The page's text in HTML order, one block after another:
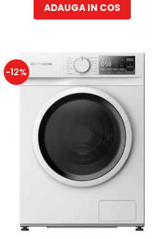
ADAUGA IN COS
-12%